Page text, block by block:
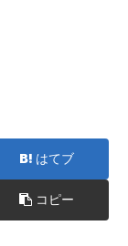
はてブ
コピー